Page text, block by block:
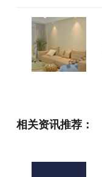
相关资讯推荐：